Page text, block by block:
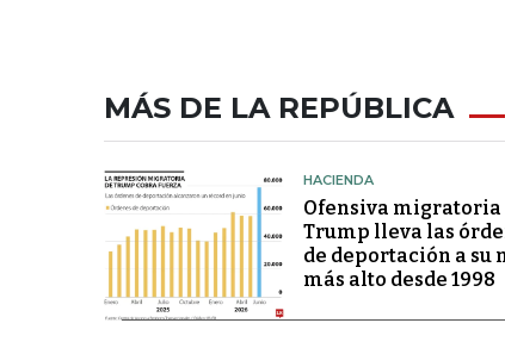
MÁS DE LA REPÚBLICA
HACIENDA
Ofensiva migratoria
Trump lleva las
de deportación a su
más alto desde 1998